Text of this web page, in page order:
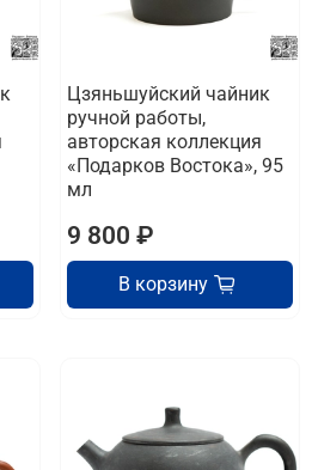
Цзяньшуйский чайник
ручной работы,
авторская коллекция
«Подарков Востока», 95
мл
9 800 ₽
В корзину